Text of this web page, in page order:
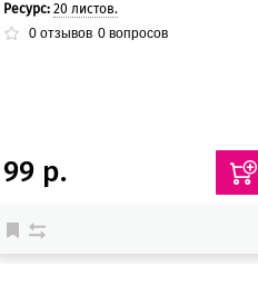
Ресурс: 20 листов.
0отзывов 0вопросов
99 р.